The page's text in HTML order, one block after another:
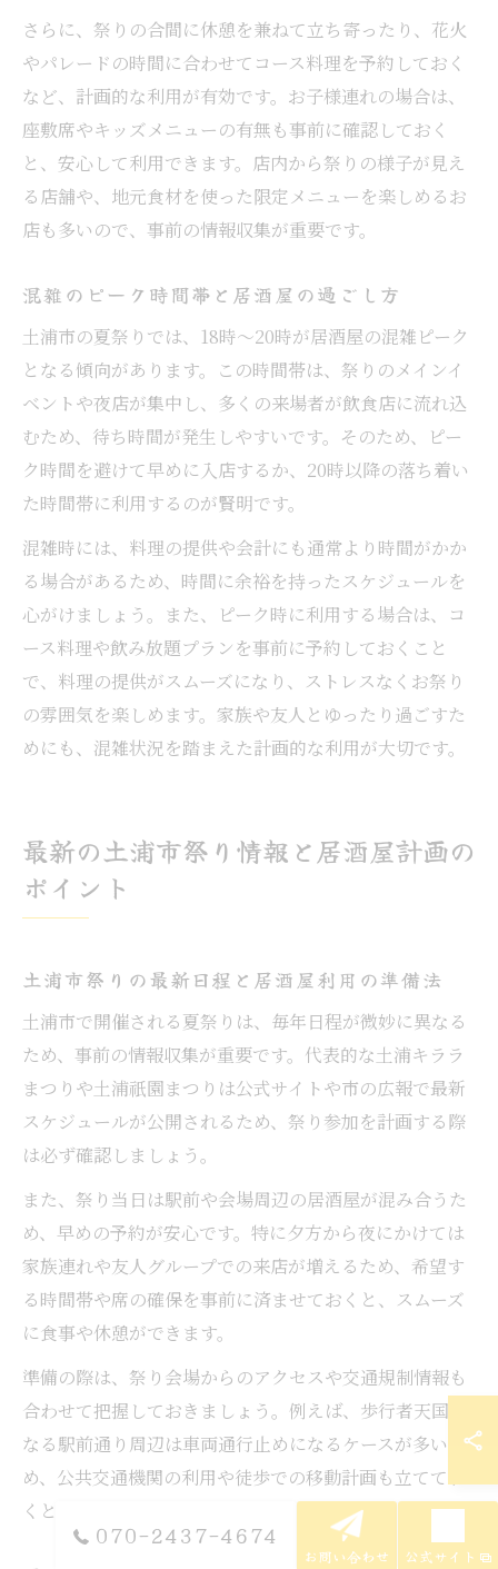
さらに、祭りの合間に休憩を兼ねて立ち寄ったり、花火
やパレードの時間に合わせてコース料理を予約しておく
など、計画的な利用が有効です。お子様連れの場合は、
座敷席やキッズメニューの有無も事前に確認しておく
と、安心して利用できます。店内から祭りの様子が見え
る店舗や、地元食材を使った限定メニューを楽しめるお
店も多いので、事前の情報収集が重要です。
混雑のピーク時間帯と居酒屋の過ごし方
土浦市の夏祭りでは、18時～20時が居酒屋の混雑ピーク
となる傾向があります。この時間帯は、祭りのメインイ
ベントや夜店が集中し、多くの来場者が飲食店に流れ込
むため、待ち時間が発生しやすいです。そのため、ピー
ク時間を避けて早めに入店するか、20時以降の落ち着い
た時間帯に利用するのが賢明です。
混雑時には、料理の提供や会計にも通常より時間がかか
る場合があるため、時間に余裕を持ったスケジュールを
心がけましょう。また、ピーク時に利用する場合は、コ
ース料理や飲み放題プランを事前に予約しておくこと
で、料理の提供がスムーズになり、ストレスなくお祭り
の雰囲気を楽しめます。家族や友人とゆったり過ごすた
めにも、混雑状況を踏まえた計画的な利用が大切です。
最新の土浦市祭り情報と居酒屋計画の
ポイント
土浦市祭りの最新日程と居酒屋利用の準備法
土浦市で開催される夏祭りは、毎年日程が微妙に異なる
ため、事前の情報収集が重要です。代表的な土浦キララ
まつりや土浦祇園まつりは公式サイトや市の広報で最新
スケジュールが公開されるため、祭り参加を計画する際
は必ず確認しましょう。
また、祭り当日は駅前や会場周辺の居酒屋が混み合うた
め、早めの予約が安心です。特に夕方から夜にかけては
家族連れや友人グループでの来店が増えるため、希望す
る時間帯や席の確保を事前に済ませておくと、スムーズ
に食事や休憩ができます。
準備の際は、祭り会場からのアクセスや交通規制情報も
合わせて把握しておきましょう。例えば、歩行者天国と
なる駅前通り周辺は車両通行止めになるケースが多いた
め、公共交通機関の利用や徒歩での移動計画も立ててお
くと安心です。
070-2437-4674
お問い合わせ 公式サイト